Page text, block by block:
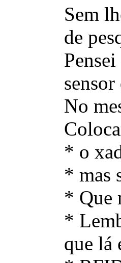
Sem
de
No
* o
* mas
* Que
*
que lá